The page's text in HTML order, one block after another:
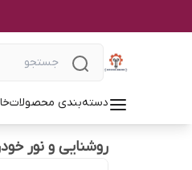
دسته‌بندی محصولات
روشنایی و نور